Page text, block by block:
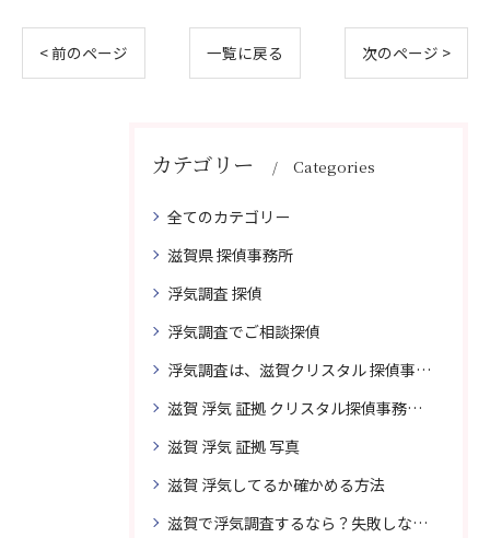
< 前のページ 一覧に戻る 次のページ >
カテゴリー Categories
全てのカテゴリー
滋賀県 探偵事務所
浮気調査 探偵
浮気調査でご相談探偵
浮気調査は、滋賀クリスタル 探偵事務所はご相談
滋賀 浮気 証拠 クリスタル探偵事務所 相談 無料
滋賀 浮気 証拠 写真
滋賀 浮気してるか確かめる方法
滋賀で浮気調査するなら？失敗しない探偵の選び方